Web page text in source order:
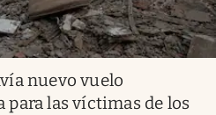
nuevo vuelo
las víctimas de los